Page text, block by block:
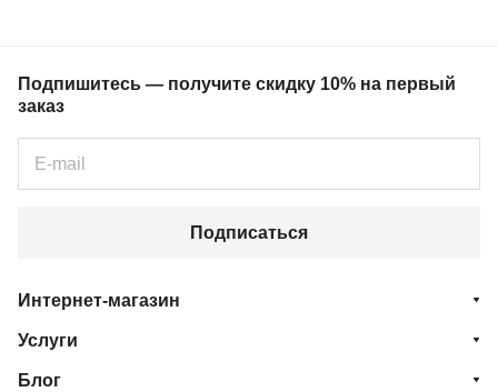
Подпишитесь — получите скидку 10% на первый
заказ
Подписаться
Интернет-магазин
Услуги
Блог